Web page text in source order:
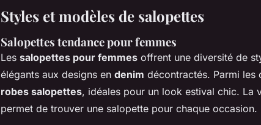
Styles et modèles de salopettes
Salopettes tendance pour femmes
Les salopettes pour femmes offrent une diversité de
élégants aux designs en denim décontractés. Parmi
robes salopettes, idéales pour un look estival chic. La
permet de trouver une salopette pour chaque occasion.